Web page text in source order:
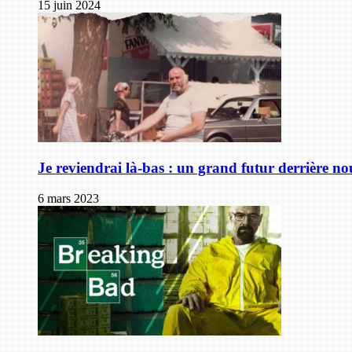
15 juin 2024
Je reviendrai là-bas : un grand futur derrière
6 mars 2023